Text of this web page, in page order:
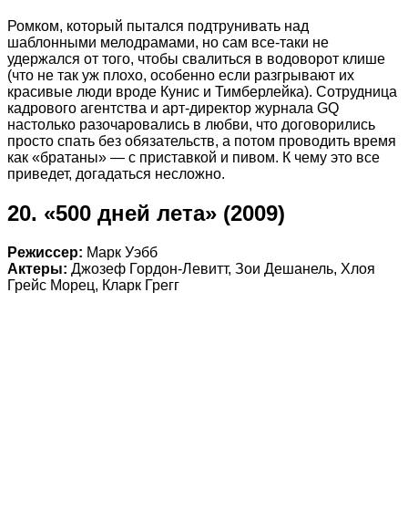
Ромком, который пытался подтрунивать над
шаблонными мелодрамами, но сам все-таки не
удержался от того, чтобы свалиться в водоворот клише
(что не так уж плохо, особенно если разгрывают их
красивые люди вроде Кунис и Тимберлейка). Сотрудница
кадрового агентства и арт-директор журнала GQ
настолько разочаровались в любви, что договорились
просто спать без обязательств, а потом проводить время
как «братаны» — с приставкой и пивом. К чему это все
приведет, догадаться несложно.
20. «500 дней лета» (2009)
Режиссер: Марк Уэбб
Актеры: Джозеф Гордон-Левитт, Зои Дешанель, Хлоя
Грейс Морец, Кларк Грегг